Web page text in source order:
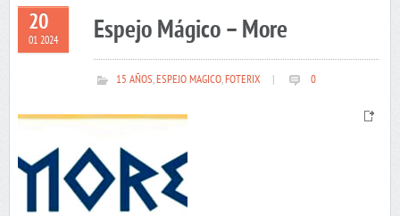
20
01 2024 Espejo Mágico – More
15 AÑOS,ESPEJO MAGICO,FOTERIX 0